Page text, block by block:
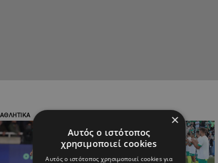
ΑΘΛΗΤΙΚΑ ×
Αυτός ο ιστότοπος
χρησιμοποιεί cookies
Αυτός ο ιστότοπος χρησιμοποιεί cookies για